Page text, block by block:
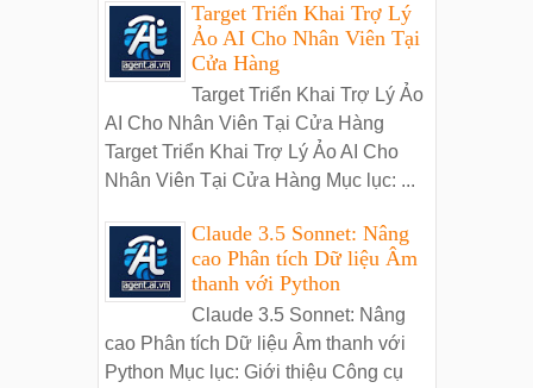
Target Triển Khai Trợ Lý
Ảo AI Cho Nhân Viên Tại
Cửa Hàng
Target Triển Khai Trợ Lý Ảo
AI Cho Nhân Viên Tại Cửa Hàng
Target Triển Khai Trợ Lý Ảo AI Cho
Nhân Viên Tại Cửa Hàng Mục lục: ...
Claude 3.5 Sonnet: Nâng
cao Phân tích Dữ liệu Âm
thanh với Python
Claude 3.5 Sonnet: Nâng
cao Phân tích Dữ liệu Âm thanh với
Python Mục lục: Giới thiệu Công cụ